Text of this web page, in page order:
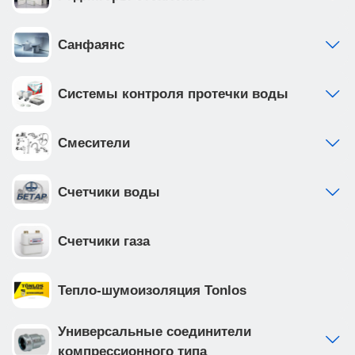
Санфаянс
Системы контроля протечки воды
Смесители
Счетчики воды
Счетчики газа
Тепло-шумоизоляция Tonlos
Универсальные соединители
компрессионного типа